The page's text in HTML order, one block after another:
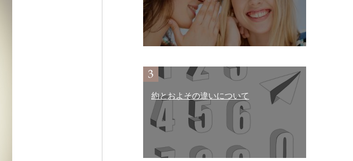
約とおよその違いについて